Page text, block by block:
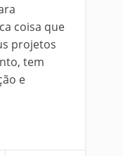
coisa que
projetos
tem
e